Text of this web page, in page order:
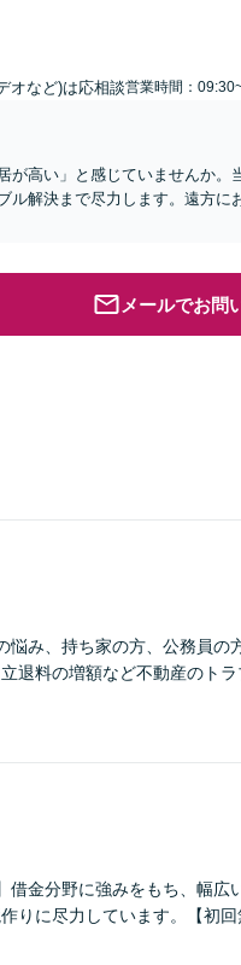
オなど)は応相談営業時間：
が高い」と感じていませんか。
解決まで尽力します。遠方に
メールでお問
悩み、持ち家の方、公務員の
退料の増額など不動産のト
借金分野に強みをもち、幅広
りに尽力しています。【初回